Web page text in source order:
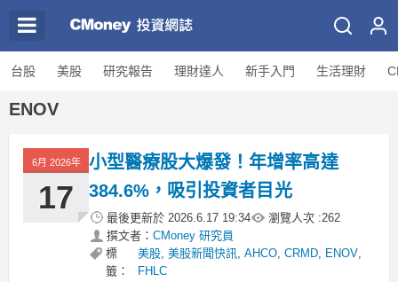
台股 美股 研究報告 理財達人 新手入門 生活理財
ENOV
6月 2026年
17
小型醫療股大爆發！年增率高達
384.6%，吸引投資者目光
最後更新於 2026.6.17 19:34 瀏覽人次 :262
撰文者： CMoney 研究員
標
籤：
美股, 美股新聞快訊, AHCO, CRMD, ENOV,
FHLC